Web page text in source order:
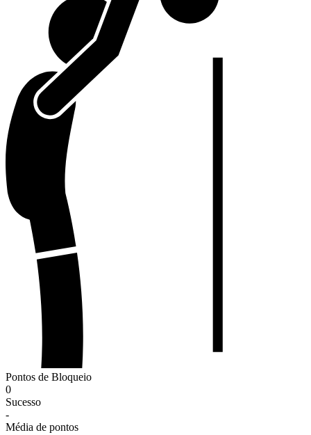
Pontos de Bloqueio
0
Sucesso
-
Média de pontos